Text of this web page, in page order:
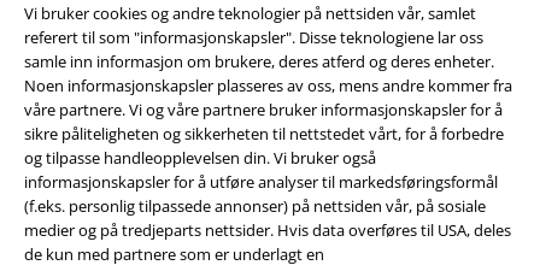
Vi bruker cookies og andre teknologier på nettsiden vår, samlet
referert til som "informasjonskapsler". Disse teknologiene lar oss
samle inn informasjon om brukere, deres atferd og deres enheter.
Noen informasjonskapsler plasseres av oss, mens andre kommer fra
våre partnere. Vi og våre partnere bruker informasjonskapsler for å
sikre påliteligheten og sikkerheten til nettstedet vårt, for å forbedre
og tilpasse handleopplevelsen din. Vi bruker også
informasjonskapsler for å utføre analyser til markedsføringsformål
(f.eks. personlig tilpassede annonser) på nettsiden vår, på sosiale
medier og på tredjeparts nettsider. Hvis data overføres til USA, deles
de kun med partnere som er underlagt en
Juridisk informasjon/Vilkår